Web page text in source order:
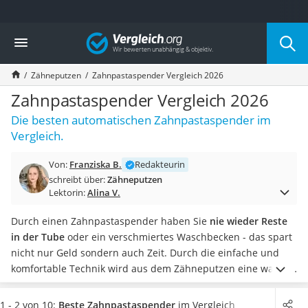
Die beliebtesten Vergleiche nach Kategorie
Drogerie
Inhalator
Haarschneider
Rollator
Braun Rasierer
Katzenklappe (Chip)
Rasierer
Massagepistole
Epilierer
Eiweißpulver
Magnesiumpräparat
Katzenklappe
Nackenmassagegerät
Zeckenschutz Katze
leichter Haartrockner
Vergleich
Zähneputzen Zahnpastaspender Vergleich 2026
Zahnpastaspender Vergleich 2026
Die besten automatischen Zahnpastaspender im
Vergleich.
Von: Franziska B.
Redakteurin
schreibt über:Zähneputzen
Lektorin:Alina V.
Durch einen Zahnpastaspender haben Sie nie wieder Reste
in der Tube oder ein verschmiertes Waschbecken - das spart
nicht nur Geld sondern auch Zeit. Durch die einfache und
komfortable Technik wird aus dem Zähneputzen eine wahre
Freude. Viele Menschen haben bereits einen eigenen Test
gemacht, überzeugen auch Sie sich: Viele Produkte sind
1 - 2 von 10: Beste Zahnpastaspender im Vergleich